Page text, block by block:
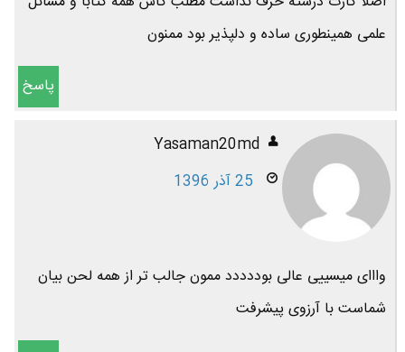
علمی همینطوری ساده و دلپذیر بود ممنون
پاسخ
Yasaman20md
25 آذر 1396
وااای میسییی عالی بوددددد ممون جالب تر از همه لحن بیان
شماست با آرزوی پیشرفت